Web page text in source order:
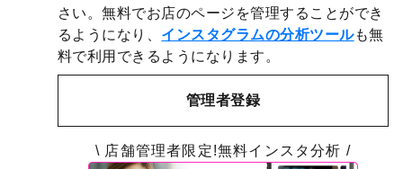
さい。無料でお店のページを管理することができ
るようになり、 インスタグラムの分析ツールも無
料で利用できるようになります。
管理者登録
\ 店舗管理者限定!無料インスタ分析 /